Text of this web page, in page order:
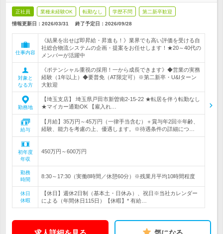
正社員 業種未経験OK 転勤なし 学歴不問 第二新卒歓迎
情報更新日：2026/03/31 終了予定日： 2026/09/28
仕事内容
《結果を出せば即昇給・昇進も！》業界でも高い評価を受ける自
社総合物流システムの企画・提案をお任せします！★20～40代の
メンバーが活躍中
対象と
なる方
《ポテンシャル重視の採用！一から成長できます》◆営業の実務
経験（1年以上）◆要普免（AT限定可）※第二新卒・U&Iターン
大歓迎
勤務地
【埼玉支店】 埼玉県戸田市新曽南2-15-22 ★転居を伴う転勤なし
★マイカー通勤OK 【雇入れ…
給与
【月給】35万円～45万円（一律手当含む）＋賞与年2回※年齢、
経験、能力を考慮の上、優遇します。※待遇条件の詳細につ…
初年度
年収
450万円～600万円
勤務
時間
8:30～17:30（実働8時間／休憩60分）※残業月平均10時間程度
休日
休暇
【休日】週休2日制（基本土・日休み）、祝日※当社カレンダー
による（年間休日115日）【休暇】* 有給…